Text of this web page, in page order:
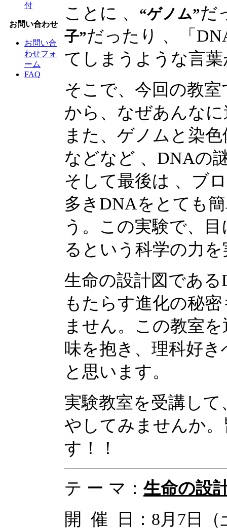
付
お問い合わせ
お問い合
わせフォ
ーム
FAQ
ことに 、
“ゲノム”だ
子”だったり 、「
てしまうような言
そこで、今回の教
から、なぜあんな
また、ゲノムと染
などなど 、DNAの
そして最後は 、ブ
多きDNAをとても
う。この実験で、
るという科学の力
生命の設計図であ
もたらす進化の秘
ません。この教室
味を抱き、理科好
と思います。
実験教室を受講し
やしてみませんか
す！！
テ ー マ： 生命の設
開 催 日：8月7日（